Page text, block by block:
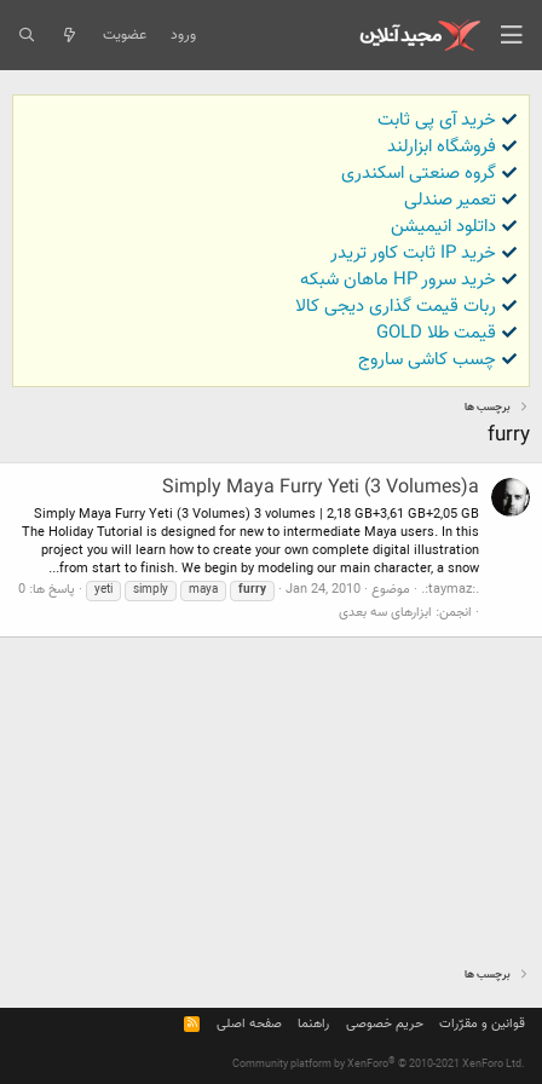
ورود عضویت
خرید آی پی ثابت
فروشگاه ابزارلند
گروه صنعتی اسکندری
تعمیر صندلی
داتلود انیمیشن
خرید IP ثابت کاور تریدر
خرید سرور HP ماهان شبکه
ربات قیمت گذاری دیجی کالا
قیمت طلا GOLD
چسب کاشی ساروج
برچسب ها
furry
Simply Maya Furry Yeti (3 Volumes)a
Simply Maya Furry Yeti (3 Volumes) 3 volumes | 2,18 GB+3,61 GB+2,05 GB
The Holiday Tutorial is designed for new to intermediate Maya users. In this
project you will learn how to create your own complete digital illustration
from start to finish. We begin by modeling our main character, a snow...
.:taymaz:.
موضوع Jan 24, 2010
furry
maya
simply
yeti
پاسخ ها: 0
انجمن: ابزارهای سه بعدی
برچسب ها
قوانین و مقرّرات حریم خصوصی راهنما صفحه اصلی
R
S
Community platform by XenForo® © 2010-2021 XenForo Ltd.